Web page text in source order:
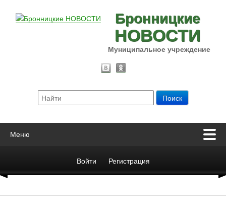
Бронницкие
НОВОСТИ
Муниципальное учреждение
Меню
Войти Регистрация